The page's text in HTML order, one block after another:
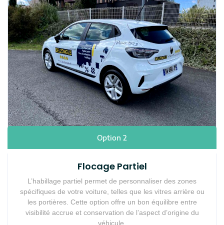
Option 2
Flocage Partiel
L’habillage partiel permet de personnaliser des zones
spécifiques de votre voiture, telles que les vitres arrière ou
les portières. Cette option offre un bon équilibre entre
visibilité accrue et conservation de l’aspect d’origine du
véhicule.